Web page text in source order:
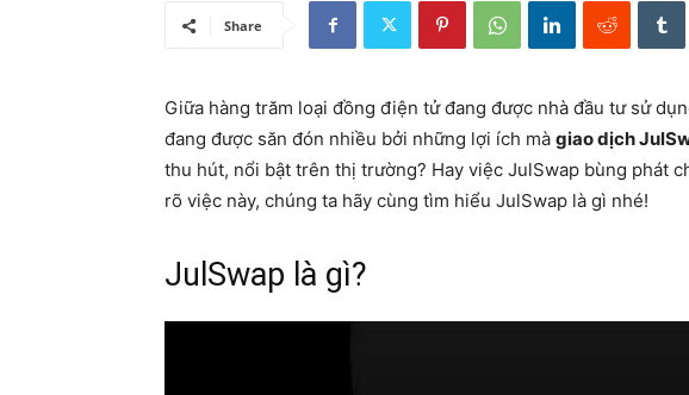
Share
Giữa hàng trăm loại đồng điện tử đang được nhà đầu tư sử
đang được săn đón nhiều bởi những lợi ích mà giao dịch
thu hút, nổi bật trên thị trường? Hay việc JulSwap bùng phát
rõ việc này, chúng ta hãy cùng tìm hiểu JulSwap là gì nhé!
JulSwap là gì?